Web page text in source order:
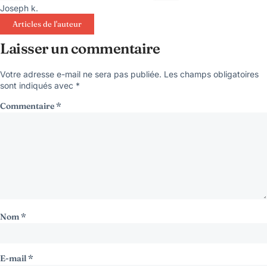
Joseph k.
Articles de l'auteur
Laisser un commentaire
Votre adresse e-mail ne sera pas publiée. Les champs obligatoires
sont indiqués avec *
Commentaire*
Nom*
E-mail*